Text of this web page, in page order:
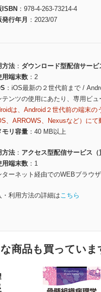
ISBN
978-4-263-73214-4
発行年月
2023/07
方法
ダウンロード型配信サービ
用端末数
2
iOS最新の２世代前まで /
ンツの使用にあたり、専用ビュ
は、Android２世代前の端末の
、ARROWS、Nexusなど）にて
モリ容量
40 MB以上
方法
アクセス型配信サービス（
用端末数
1
ーネット経由でのWEBブラウ
利用方法の詳細はこちら
商品も買っていま